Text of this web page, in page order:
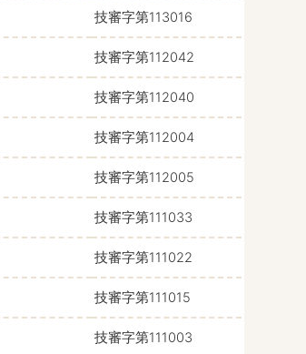
技審字第113016
技審字第112042
技審字第112040
技審字第112004
技審字第112005
技審字第111033
技審字第111022
技審字第111015
技審字第111003